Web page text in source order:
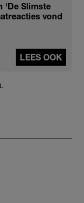
'De Slimste
vond
LEES OOK